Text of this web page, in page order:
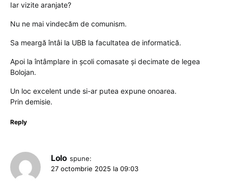
Iar vizite aranjate?
Nu ne mai vindecăm de comunism.
Sa meargă întâi la UBB la facultatea de informatică.
Apoi la întâmplare in școli comasate și decimate de legea
Bolojan.
Un loc excelent unde si-ar putea expune onoarea.
Prin demisie.
Reply
Lolo spune:
27 octombrie 2025 la 09:03